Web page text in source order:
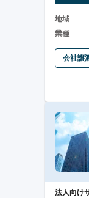
地域
業種
会社譲
法人向け